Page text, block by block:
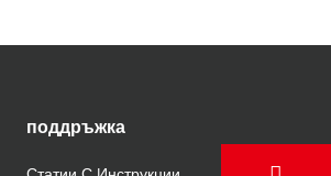
поддръжка